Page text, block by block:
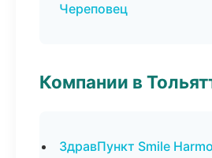
Череповец
Компании в
ЗдравПункт Smile